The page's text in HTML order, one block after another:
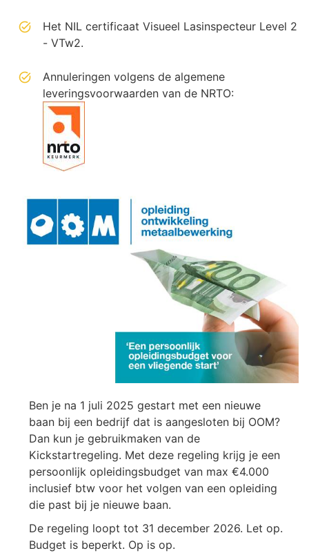
Het NIL certificaat Visueel Lasinspecteur Level 2
- VTw2.
Annuleringen volgens de algemene
leveringsvoorwaarden van de NRTO:
Ben je na 1 juli 2025 gestart met een nieuwe
baan bij een bedrijf dat is aangesloten bij OOM?
Dan kun je gebruikmaken van de
Kickstartregeling. Met deze regeling krijg je een
persoonlijk opleidingsbudget van max €4.000
inclusief btw voor het volgen van een opleiding
die past bij je nieuwe baan.
De regeling loopt tot 31 december 2026. Let op.
Budget is beperkt. Op is op.